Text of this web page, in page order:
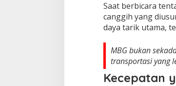
Saat berbicara
canggih yang
daya tarik utama,
MBG bukan
transportasi yang
Kecepatan